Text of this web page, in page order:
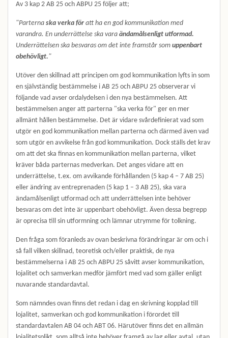
Av 3 kap 2 AB 25 och ABPU 25 följer att;
"Parterna ska verka för att ha en god kommunikation med
varandra. En underrättelse ska vara ändamålsenligt utformad.
Underrättelsen ska besvaras om det inte framstår som uppenbart
obehövligt."
Utöver den skillnad att principen om god kommunikation lyfts in som
en självständig bestämmelse i AB 25 och ABPU 25 observerar vi
följande vad avser ordalydelsen i den nya bestämmelsen. Att
bestämmelsen anger att parterna "ska verka för" ger en mer
allmänt hållen bestämmelse. Det är vidare svårdefinierat vad som
utgör en god kommunikation mellan parterna och därmed även vad
som utgör en avvikelse från god kommunikation. Dock ställs det krav
om att det ska finnas en kommunikation mellan parterna, vilket
kräver båda parternas medverkan. Det anges vidare att en
underrättelse, t.ex. om avvikande förhållanden (5 kap 4 – 7 AB 25)
eller ändring av entreprenaden (5 kap 1 – 3 AB 25), ska vara
ändamålsenligt utformad och att underrättelsen inte behöver
besvaras om det inte är uppenbart obehövligt. Även dessa begrepp
är oprecisa till sin utformning och lämnar utrymme för tolkning.
Den fråga som föranleds av ovan beskrivna förändringar är om och i
så fall vilken skillnad, teoretisk och/eller praktisk, de nya
bestämmelserna i AB 25 och ABPU 25 såvitt avser kommunikation,
lojalitet och samverkan medför jämfört med vad som gäller enligt
nuvarande standardavtal.
Som nämndes ovan finns det redan i dag en skrivning kopplad till
lojalitet, samverkan och god kommunikation i förordet till
standardavtalen AB 04 och ABT 06. Härutöver finns det en allmän